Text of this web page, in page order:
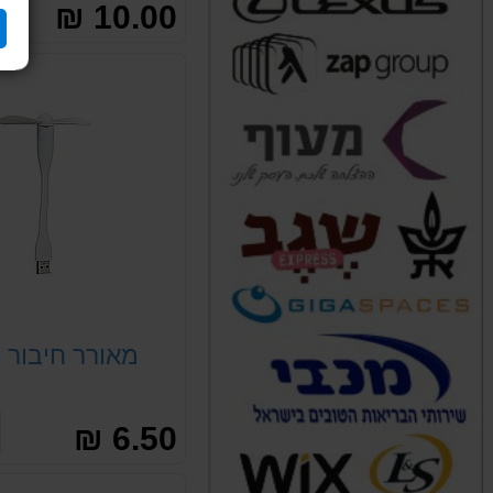
10.00 ₪
מאורר חיבור USB
6.50 ₪